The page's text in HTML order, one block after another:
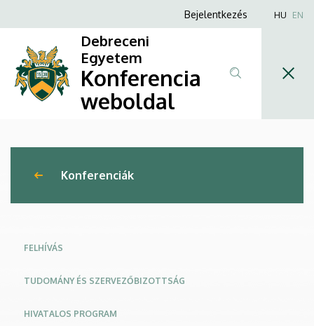
tanulságok
területén
Globális
ipari
a
tartalomra
Anonim
menüje
Bejelentkezés HU EN
Debreceni
Egyetem
Konferencia
weboldal
Konferenciák
FELHÍVÁS
TUDOMÁNY ÉS SZERVEZŐBIZOTTSÁG
HIVATALOS PROGRAM